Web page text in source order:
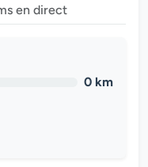
en direct
0 km